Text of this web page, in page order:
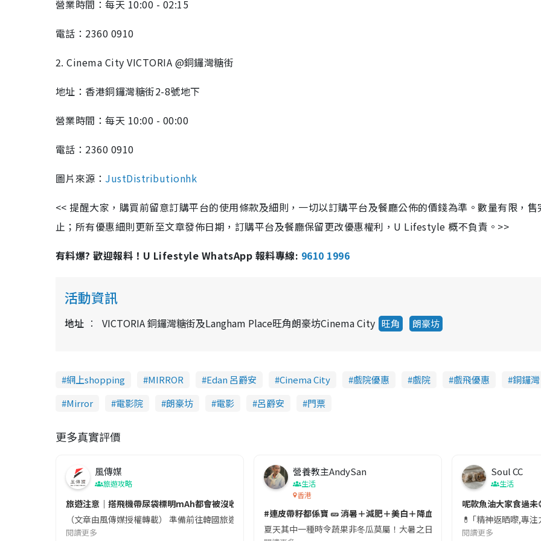
營業時間：每天 10:00 - 02:15
電話：2360 0910
2. Cinema City VICTORIA @銅鑼灣糖街
地址：香港銅鑼灣糖街2-8號地下
營業時間：每天 10:00 - 00:00
電話：2360 0910
圖片來源： JustDistributionhk
<< 提醒大家，購買前留意訂購平台的使用條款及細則，一切以訂購平台及餐廳公佈的價錢為準。數量有限，售
止；所有優惠細則更新至文章發佈日期，訂購平台及餐廳保留更改優惠權利，U Lifestyle 概不負責。>>
有料爆? 歡迎報料！U Lifestyle WhatsApp 報料專線: 9610 1996
活動資訊
地址 VICTORIA 銅鑼灣糖街及Langham Place旺角朗豪坊Cinema City 旺角 朗豪坊
網上shopping MIRROR Edan 呂爵安 Cinema City 戲院優惠 戲院 戲飛優惠
銅鑼灣
Mirror
電影院 朗豪坊 電影 呂爵安 門票
更多真實評價
風傳媒
旅遊攻略
旅遊注意｜搭飛機帶尿袋標明mAh都會被沒收😱出發前切記檢查「1標示」🚨
（文章由風傳媒授權轉載） 準備前往韓國旅遊的民眾，近期要特別留意隨身行李中的行動電源。一名旅客日前在機場安檢
閱讀更多
營養教主AndySan
生活
香港
#連皮帶籽都係寶 🥒 消暑＋減肥＋美白＋降血脂
夏天其中一種時令蔬果非冬瓜莫屬！大暑之日，點都要飲碗冬瓜湯消暑
Soul CC
生活
呢款魚油大家食過未
💊 ｢精神返晒嚟,專
閱讀更多